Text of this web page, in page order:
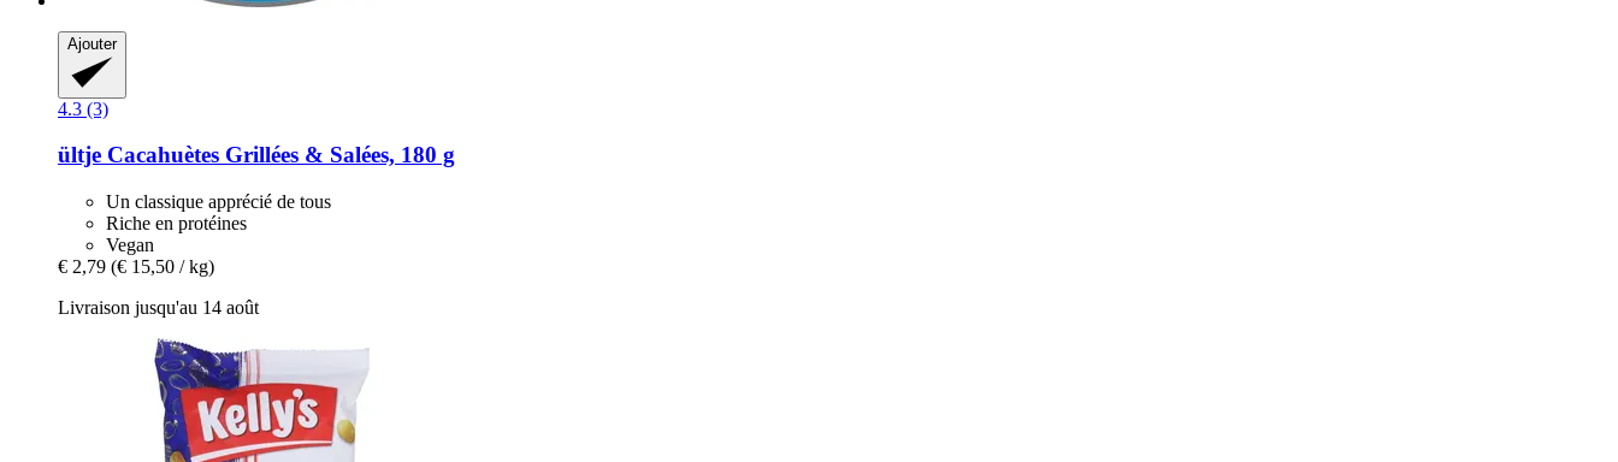
Ajouter
4.3 (3)
ültje Cacahuètes Grillées & Salées, 180 g
Un classique apprécié de tous
Riche en protéines
Vegan
€ 2,79 (€ 15,50 / kg)
Livraison jusqu'au 14 août